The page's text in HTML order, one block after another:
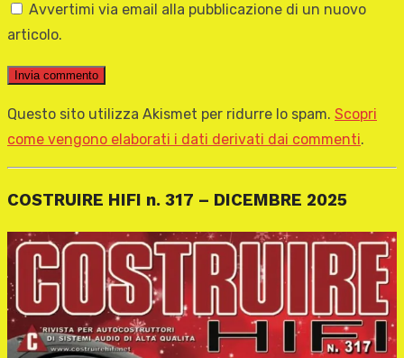
Avvertimi via email alla pubblicazione di un nuovo
articolo.
Questo sito utilizza Akismet per ridurre lo spam. Scopri
come vengono elaborati i dati derivati dai commenti.
COSTRUIRE HIFI n. 317 – DICEMBRE 2025